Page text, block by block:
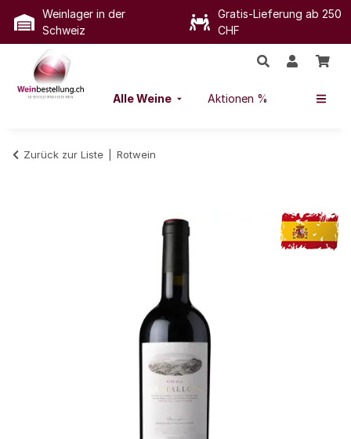
Weinlager in der
Schweiz
Gratis-Lieferung ab 250
CHF
Alle Weine Aktionen %
Zurück zur Liste Rotwein